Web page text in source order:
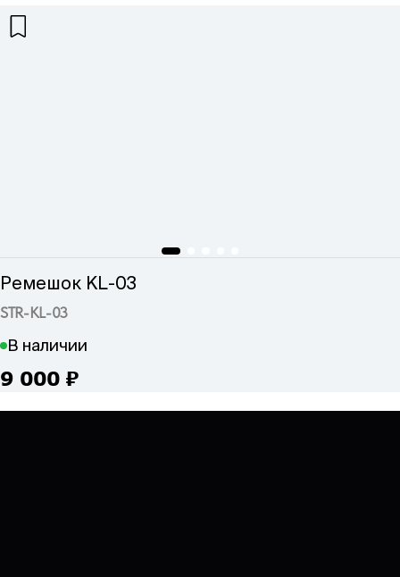
Ремешок KL-03
STR-KL-03
9 000 ₽
В наличии